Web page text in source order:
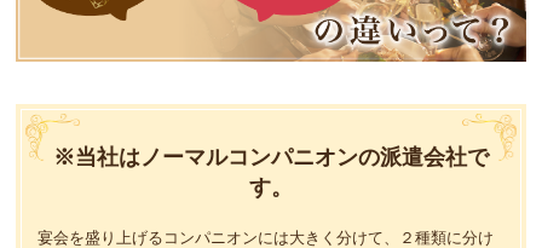
※当社はノーマルコンパニオンの派遣会社で
す。
宴会を盛り上げるコンパニオンには大きく分けて、２種類に分け